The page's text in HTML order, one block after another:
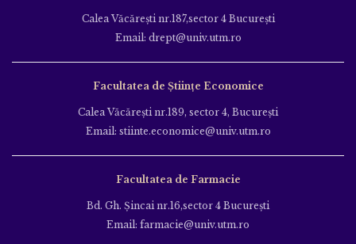
Calea Văcăreşti nr.187,sector 4 Bucureşti
Email: drept@univ.utm.ro
Facultatea de Științe Economice
Calea Văcăreşti nr.189, sector 4, Bucureşti
Email: stiinte.economice@univ.utm.ro
Facultatea de Farmacie
Bd. Gh. Şincai nr.16,sector 4 Bucureşti
Email: farmacie@univ.utm.ro